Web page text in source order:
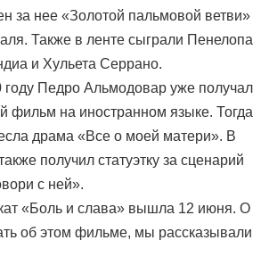
за нее «Золотой пальмовой ветви»
Также в ленте сыграли Пенелопа
и Хульета Серрано.
Педро Альмодовар уже получал
фильм на иностранном языке. Тогда
драма «Все о моей матери». В
получил статуэтку за сценарий
с ней».
«Боль и слава» вышла 12 июня. О
об этом фильме, мы рассказывали